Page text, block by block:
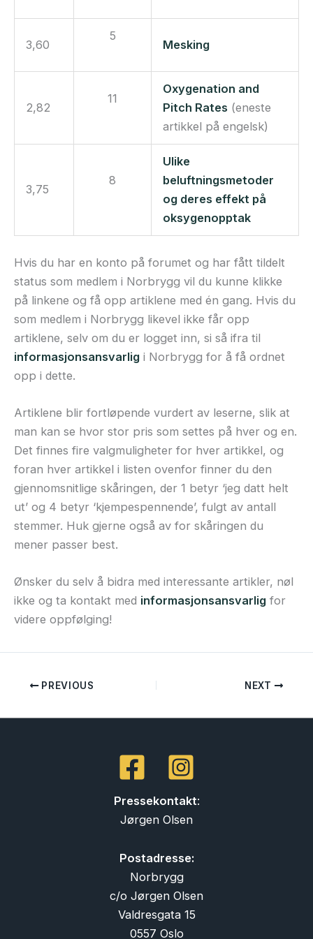
3,60
5
Mesking
2,82
11
Oxygenation and
Pitch Rates (eneste
artikkel på engelsk)
3,75
8
Ulike
beluftningsmetoder
og deres effekt på
oksygenopptak
Hvis du har en konto på forumet og har fått tildelt
status som medlem i Norbrygg vil du kunne klikke
på linkene og få opp artiklene med én gang. Hvis du
som medlem i Norbrygg likevel ikke får opp
artiklene, selv om du er logget inn, si så ifra til
informasjonsansvarlig i Norbrygg for å få ordnet
opp i dette.
Artiklene blir fortløpende vurdert av leserne, slik at
man kan se hvor stor pris som settes på hver og en.
Det finnes fire valgmuligheter for hver artikkel, og
foran hver artikkel i listen ovenfor finner du den
gjennomsnitlige skåringen, der 1 betyr ‘jeg datt helt
ut’ og 4 betyr ‘kjempespennende’, fulgt av antall
stemmer. Huk gjerne også av for skåringen du
mener passer best.
Ønsker du selv å bidra med interessante artikler, nøl
ikke og ta kontakt med informasjonsansvarlig for
videre oppfølging!
PREVIOUS NEXT
Pressekontakt:
Jørgen Olsen
Postadresse:
Norbrygg
c/o Jørgen Olsen
Valdresgata 15
0557 Oslo